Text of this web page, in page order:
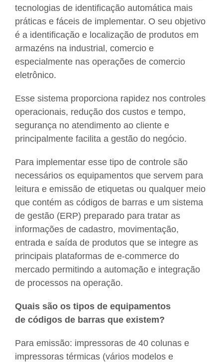
tecnologias de identificação automática mais
práticas e fáceis de implementar. O seu objetivo
é a identificação e localização de produtos em
armazéns na industrial, comercio e
especialmente nas operações de comercio
eletrônico.
Esse sistema proporciona rapidez nos controles
operacionais, redução dos custos e tempo,
segurança no atendimento ao cliente e
principalmente facilita a gestão do negócio.
Para implementar esse tipo de controle são
necessários os equipamentos que servem para
leitura e emissão de etiquetas ou qualquer meio
que contém as códigos de barras e um sistema
de gestão (ERP) preparado para tratar as
informações de cadastro, movimentação,
entrada e saída de produtos que se integre as
principais plataformas de e-commerce do
mercado permitindo a automação e integração
de processos na operação.
Quais são os tipos de equipamentos
de códigos de barras que existem?
Para emissão: impressoras de 40 colunas e
impressoras térmicas (vários modelos e